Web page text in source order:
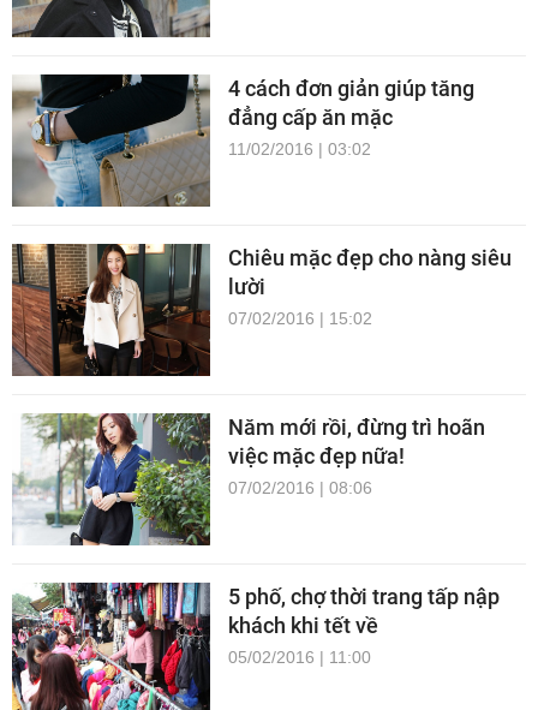
4 cách đơn giản giúp tăng
đẳng cấp ăn mặc
11/02/2016 | 03:02
Chiêu mặc đẹp cho nàng siêu
lười
07/02/2016 | 15:02
Năm mới rồi, đừng trì hoãn
việc mặc đẹp nữa!
07/02/2016 | 08:06
5 phố, chợ thời trang tấp nập
khách khi tết về
05/02/2016 | 11:00